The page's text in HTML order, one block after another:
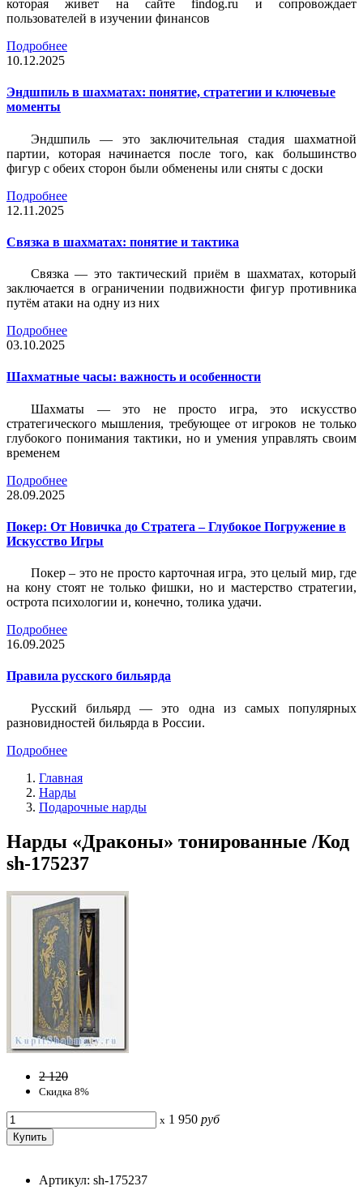
которая живет на сайте findog.ru и сопровождает
пользователей в изучении финансов
Подробнее
10.12.2025
Эндшпиль в шахматах: понятие, стратегии и ключевые
моменты
Эндшпиль — это заключительная стадия шахматной
партии, которая начинается после того, как большинство
фигур с обеих сторон были обменены или сняты с доски
Подробнее
12.11.2025
Связка в шахматах: понятие и тактика
Связка — это тактический приём в шахматах, который
заключается в ограничении подвижности фигур противника
путём атаки на одну из них
Подробнее
03.10.2025
Шахматные часы: важность и особенности
Шахматы — это не просто игра, это искусство
стратегического мышления, требующее от игроков не только
глубокого понимания тактики, но и умения управлять своим
временем
Подробнее
28.09.2025
Покер: От Новичка до Стратега – Глубокое Погружение в
Искусство Игры
Покер – это не просто карточная игра, это целый мир, где
на кону стоят не только фишки, но и мастерство стратегии,
острота психологии и, конечно, толика удачи.
Подробнее
16.09.2025
Правила русского бильярда
Русский бильярд — это одна из самых популярных
разновидностей бильярда в России.
Подробнее
Главная
Нарды
Подарочные нарды
Нарды «Драконы» тонированные /Код
sh-175237
2 120
Скидка 8%
x 1 950 руб
Артикул: sh-175237